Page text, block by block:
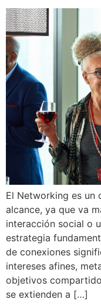
El Networking es
alcance, ya que va
interacción social o
estrategia
de conexiones
intereses afines,
objetivos
se extienden a […]